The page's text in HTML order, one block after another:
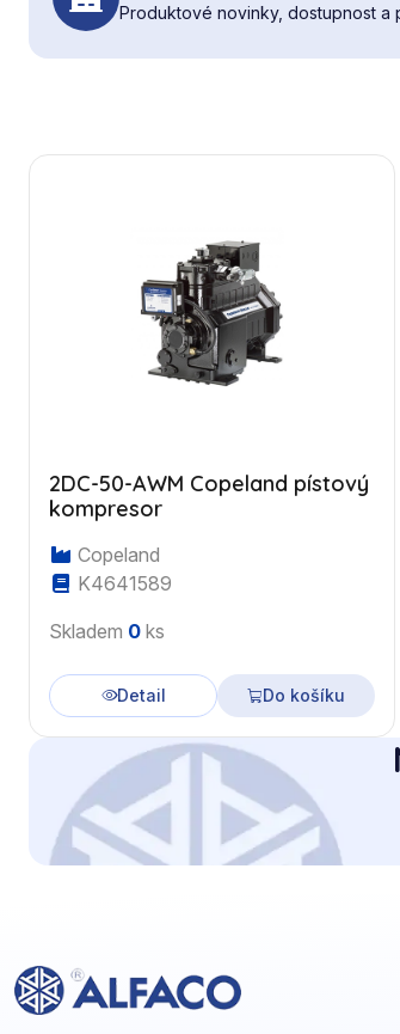
Produktové novinky, dostupnost a
2DC-50-AWM Copeland pístový
kompresor
Copeland
K4641589
Skladem 0 ks
Detail Do košíku